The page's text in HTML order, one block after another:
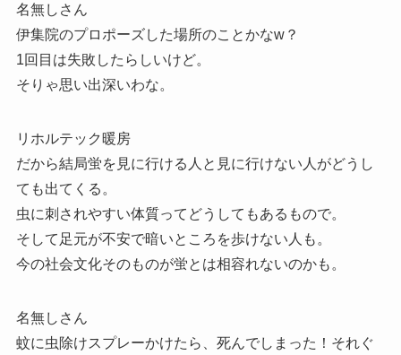
名無しさん
伊集院のプロポーズした場所のことかなw？
1回目は失敗したらしいけど。
そりゃ思い出深いわな。
リホルテック暖房
だから結局蛍を見に行ける人と見に行けない人がどうし
ても出てくる。
虫に刺されやすい体質ってどうしてもあるもので。
そして足元が不安で暗いところを歩けない人も。
今の社会文化そのものが蛍とは相容れないのかも。
名無しさん
蚊に虫除けスプレーかけたら、死んでしまった！それぐ